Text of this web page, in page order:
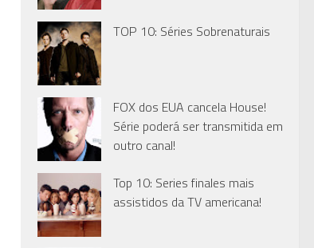
TOP 10: Séries Sobrenaturais
FOX dos EUA cancela House!
Série poderá ser transmitida em
outro canal!
Top 10: Series finales mais
assistidos da TV americana!